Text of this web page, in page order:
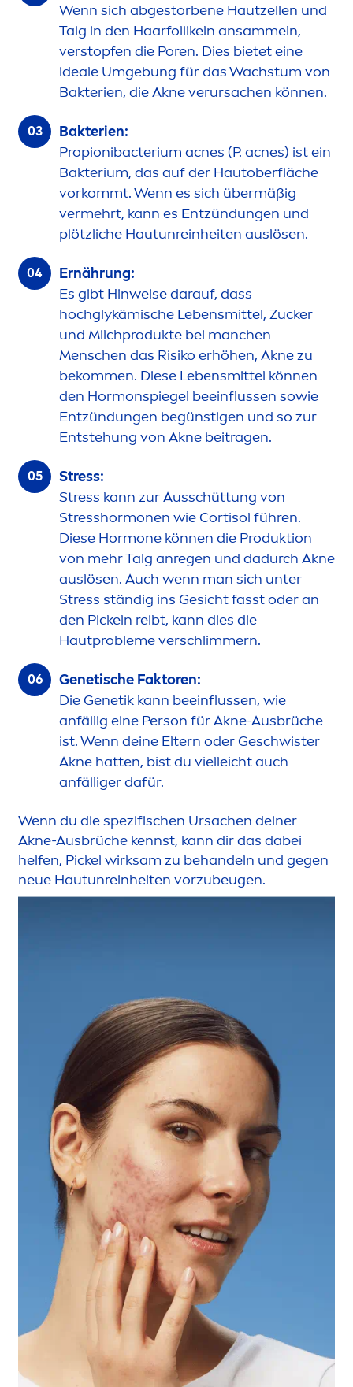
Wenn sich abgestorbene Hautzellen und
Talg in den Haarfollikeln ansammeln,
verstopfen die Poren. Dies bietet eine
ideale Umgebung für das Wachstum von
Bakterien, die Akne verursachen können.
Bakterien:
Propionibacterium acnes (P. acnes) ist ein
Bakterium, das auf der Hautoberfläche
vorkommt. Wenn es sich übermäßig
vermehrt, kann es Entzündungen und
plötzliche Hautunreinheiten auslösen.
Ernährung:
Es gibt Hinweise darauf, dass
hochglykämische Lebensmittel, Zucker
und Milchprodukte bei manchen
Menschen das Risiko erhöhen, Akne zu
bekommen. Diese Lebensmittel können
den Hormonspiegel beeinflussen sowie
Entzündungen begünstigen und so zur
Entstehung von Akne beitragen.
Stress:
Stress kann zur Ausschüttung von
Stresshormonen wie Cortisol führen.
Diese Hormone können die Produktion
von mehr Talg anregen und dadurch Akne
auslösen. Auch wenn man sich unter
Stress ständig ins Gesicht fasst oder an
den Pickeln reibt, kann dies die
Hautprobleme verschlimmern.
Genetische Faktoren:
Die Genetik kann beeinflussen, wie
anfällig eine Person für Akne-Ausbrüche
ist. Wenn deine Eltern oder Geschwister
Akne hatten, bist du vielleicht auch
anfälliger dafür.
Wenn du die spezifischen Ursachen deiner
Akne-Ausbrüche kennst, kann dir das dabei
helfen, Pickel wirksam zu behandeln und gegen
neue Hautunreinheiten vorzubeugen.